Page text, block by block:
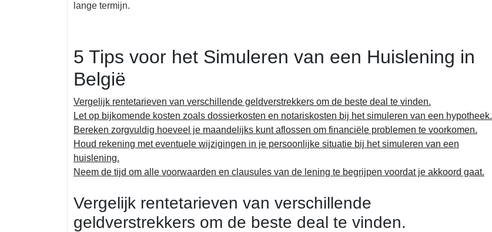
lange termijn.
5 Tips voor het Simuleren van een Huislening in
België
Vergelijk rentetarieven van verschillende geldverstrekkers om de beste deal te vinden.
Let op bijkomende kosten zoals dossierkosten en notariskosten bij het simuleren van een hypotheek.
Bereken zorgvuldig hoeveel je maandelijks kunt aflossen om financiële problemen te voorkomen.
Houd rekening met eventuele wijzigingen in je persoonlijke situatie bij het simuleren van een
huislening.
Neem de tijd om alle voorwaarden en clausules van de lening te begrijpen voordat je akkoord gaat.
Vergelijk rentetarieven van verschillende
geldverstrekkers om de beste deal te vinden.